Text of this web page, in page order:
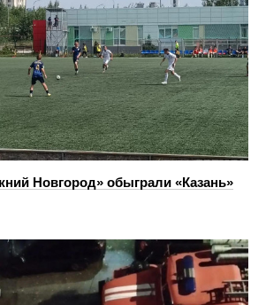
Новгород» обыграли «Казань»